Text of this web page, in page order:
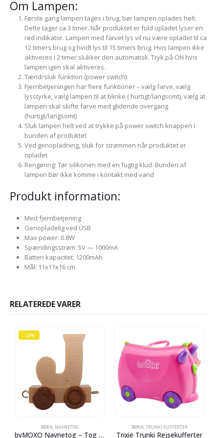
Om Lampen:
Første gang lampen tages i brug, bør lampen oplades helt.
Dette tager ca 3 timer. Når produktet er fuld opladet lyser en
rød indikator. Lampen med farvet lys vil nu være opladet til ca
12 timers brug og hvidt lys til 15 timers brug. Hvis lampen ikke
aktiveres i 2 timer slukker den automatisk. Tryk på ON hvis
lampen igen skal aktiveres.
Tænd/sluk funktion (power switch):
Fjernbetjeningen har flere funktioner – vælg farve, vælg
lysstyrke, vælg lampen til at blinke ( hurtigt/langsomt), vælg at
lampen skal skifte farve med glidende overgang
(hurtigt/langsomt)
Sluk lampen helt ved at trykke på power switch knappen i
bunden af produktet
Ved genopladning, sluk for strømmen når produktet er
opladet
Rengøring: Tør silikonen med en fugtig klud. Bunden af
lampen bør ikke komme i kontakt med vand
Produkt information:
Med fjernbetjening
Genopladelig ved USB
Max power: 0.8W
Spændingsstrøm: 5V — 1000mA
Batteri kapacitet: 1200mAh
Mål: 11x11x16 cm
RELATEREDE VARER
-25%
BØRN, NAVNETOG
byMOXO Navnetog – Tog – J
BØRN,TRUNKI KUFFERTER
Trixie Trunki Rejsekufferter